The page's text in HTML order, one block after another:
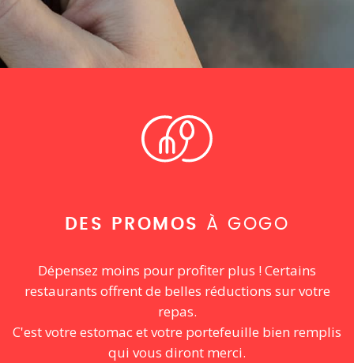
DES PROMOS À GOGO
Dépensez moins pour profiter plus ! Certains
restaurants offrent de belles réductions sur votre
repas.
C'est votre estomac et votre portefeuille bien remplis
qui vous diront merci.